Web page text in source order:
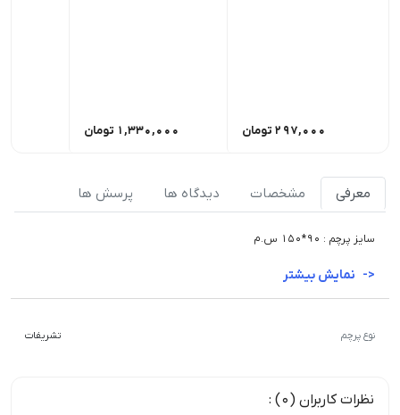
297,000 تومان 1,330,000 تومان
معرفی مشخصات دیدگاه ها پرسش ها
سایز پرچم : 90*150 س.م
نوع پرچم تشریفات
نظرات کاربران (0) :